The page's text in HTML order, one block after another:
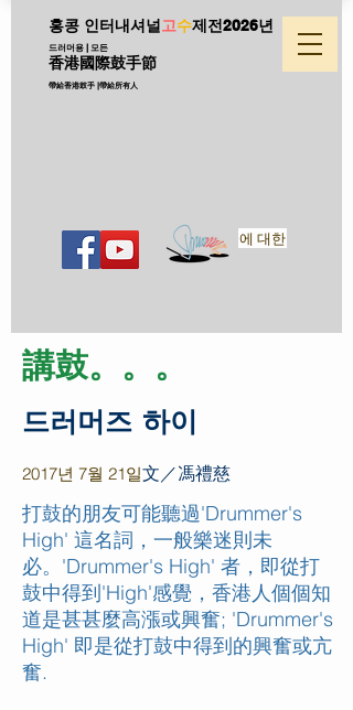
홍콩 인터내셔널 고수제전2026년
드러머용 | 모든
香港國際鼓手節
帶給香港鼓手 |帶給所有人
에 대한
​講鼓。。。
드러머즈 하이
2017년 7월 21일文／馮禮慈
打鼓的朋友可能聽過'Drummer's
High' 這名詞，一般樂迷則未
必。'Drummer's High' 者，即從打
鼓中得到'High'感覺，香港人個個知
道是甚甚麼高漲或興奮; 'Drummer's
High' 即是從打鼓中得到的興奮或亢
奮.